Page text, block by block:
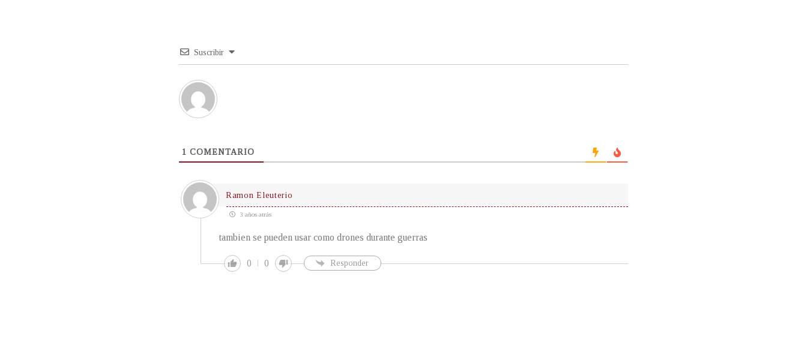
Suscribir
1 COMENTARIO
Ramon Eleuterio
3 años atrás
tambien se pueden usar como drones durante guerras
0 0 Responder